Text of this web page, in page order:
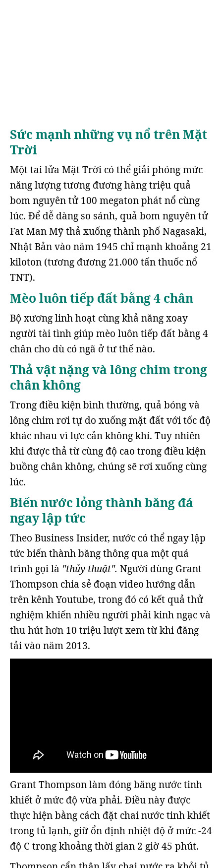
Sức mạnh những vụ nổ trên Mặt
Trời
Một tai lửa Mặt Trời có thể giải phóng mức
năng lượng tương đương hàng triệu quả
bom nguyên tử 100 megaton phát nổ cùng
lúc. Để dễ dàng so sánh, quả bom nguyên tử
Fat Man Mỹ thả xuống thành phố Nagasaki,
Nhật Bản vào năm 1945 chỉ mạnh khoảng 21
kiloton (tương đương 21.000 tấn thuốc nổ
TNT).
Mèo luôn tiếp đất bằng 4 chân
Bộ xương linh hoạt cùng khả năng xoay
người tài tình giúp mèo luôn tiếp đất bằng 4
chân cho dù có ngã ở tư thế nào.
Thả vật nặng và lông chim trong
chân không
Trong điều kiện bình thường, quả bóng và
lông chim rơi tự do xuống mặt đất với tốc độ
khác nhau vì lực cản không khí. Tuy nhiên
khi được thả từ cùng độ cao trong điều kiện
buồng chân không, chúng sẽ rơi xuống cùng
lúc.
Biến nước lỏng thành băng đá
ngay lập tức
Theo Business Insider, nước có thể ngay lập
tức biến thành băng thông qua một quá
trình gọi là "thủy thuật". Người dùng Grant
Thompson chia sẻ đoạn video hướng dẫn
trên kênh Youtube, trong đó có kết quả thử
nghiệm khiến nhiều người phải kinh ngạc và
thu hút hơn 10 triệu lượt xem từ khi đăng
tải vào năm 2013.
Grant Thompson làm đóng băng nước tinh
khiết ở mức độ vừa phải. Điều này được
thực hiện bằng cách đặt chai nước tinh khiết
trong tủ lạnh, giữ ổn định nhiệt độ ở mức -24
độ C trong khoảng thời gian 2 giờ 45 phút.